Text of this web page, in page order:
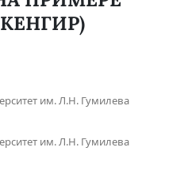
им. Л.Н. Гумилева
им. Л.Н. Гумилева